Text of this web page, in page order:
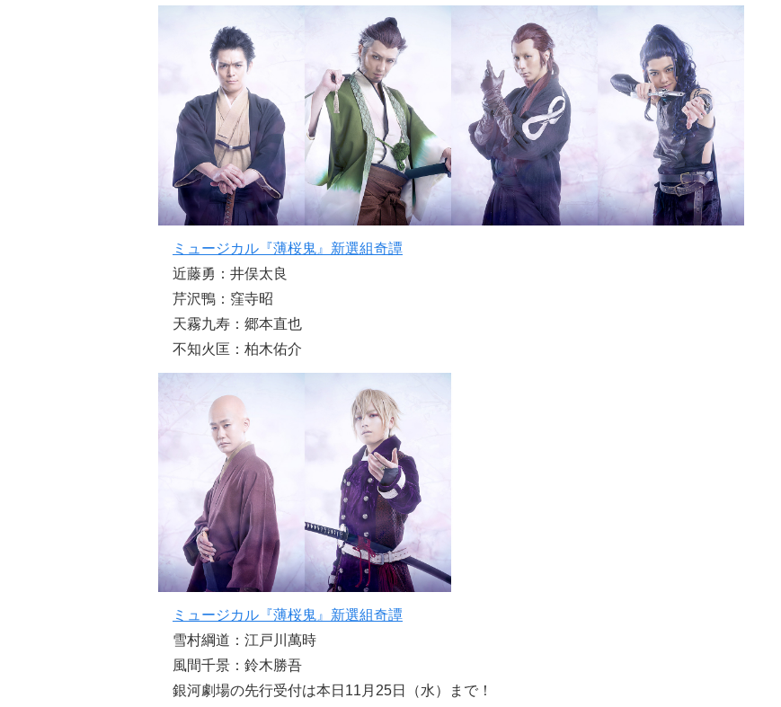
ミュージカル『薄桜鬼』新選組奇譚
近藤勇：井俣太良
芹沢鴨：窪寺昭
天霧九寿：郷本直也
不知火匡：柏木佑介
ミュージカル『薄桜鬼』新選組奇譚
雪村綱道：江戸川萬時
風間千景：鈴木勝吾
銀河劇場の先行受付は本日11月25日（水）まで！